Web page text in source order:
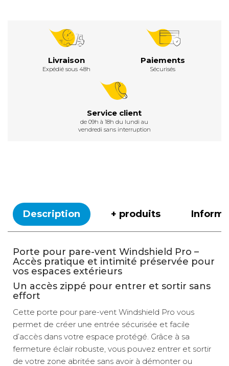
Livraison
Expédié sous 48h
Paiements
Sécurisés
Service client
de 09h à 18h du lundi au
vendredi sans interruption
Description + produits
Porte pour pare-vent Windshield Pro –
Accès pratique et intimité préservée pour
vos espaces extérieurs
Un accès zippé pour entrer et sortir sans
effort
Cette porte pour pare-vent Windshield Pro vous
permet de créer une entrée sécurisée et facile
d’accès dans votre espace protégé. Grâce à sa
fermeture éclair robuste, vous pouvez entrer et sortir
de votre zone abritée sans avoir à démonter ou